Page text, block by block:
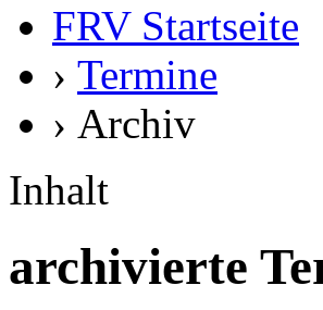
FRV Startseite
› Termine
› Archiv
Inhalt
archivierte